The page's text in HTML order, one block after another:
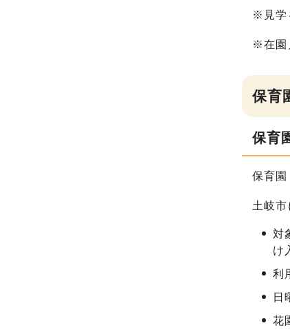
※見学
※在園
保育
保育
保育園
土岐
対
け
利
日
花